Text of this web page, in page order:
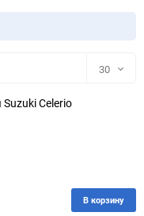
30
150
Celerio
В корзину